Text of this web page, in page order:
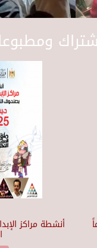
أنشطة مراكز عاماً